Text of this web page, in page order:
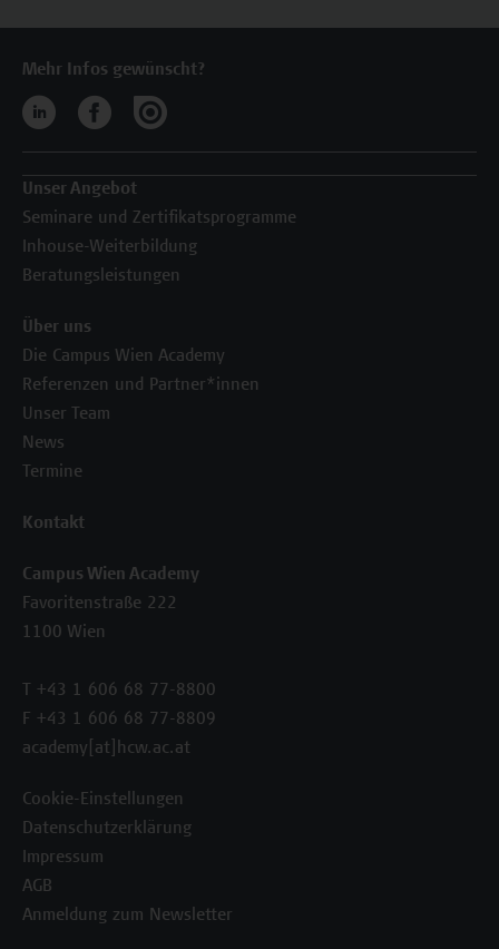
Mehr Infos gewünscht?
Unser Angebot
Seminare und Zertifikatsprogramme
Inhouse-Weiterbildung
Beratungsleistungen
Über uns
Die Campus Wien Academy
Referenzen und Partner*innen
Unser Team
News
Termine
Kontakt
Campus Wien Academy
Favoritenstraße 222
1100 Wien
T +43 1 606 68 77-8800
F +43 1 606 68 77-8809
academy[at]hcw.ac.at
Cookie-Einstellungen
Datenschutzerklärung
Impressum
AGB
Anmeldung zum Newsletter